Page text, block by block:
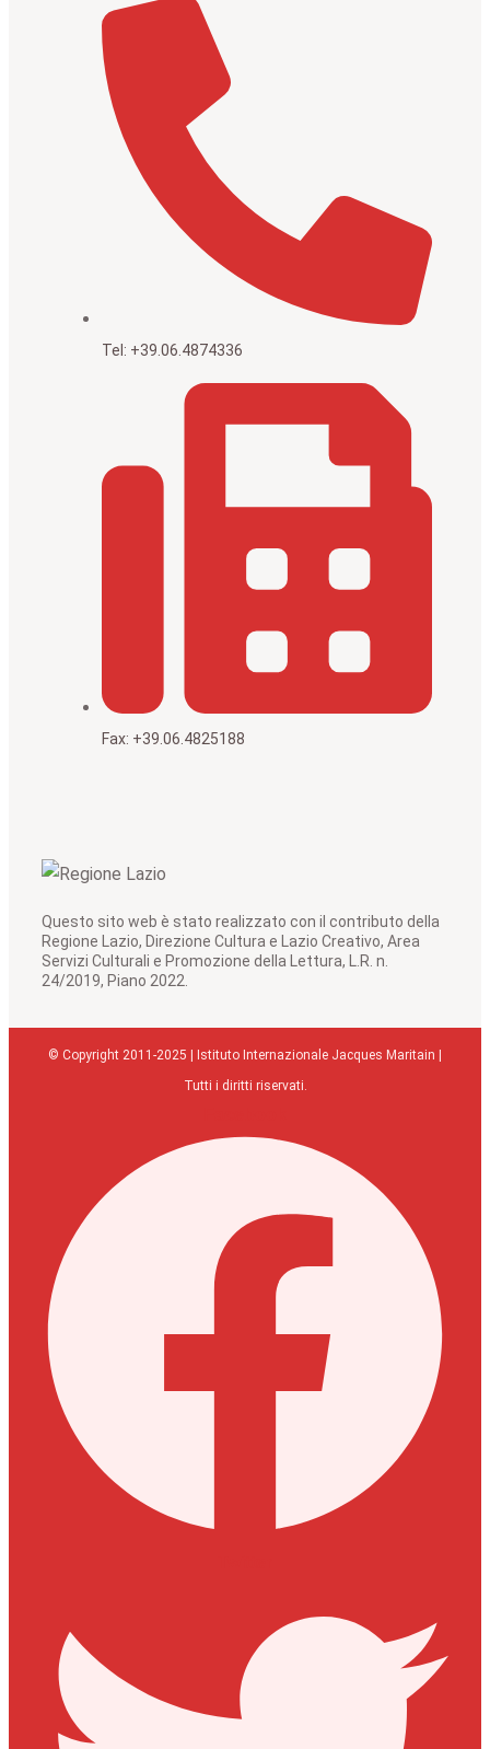
Tel: +39.06.4874336
Fax: +39.06.4825188
Questo sito web è stato realizzato con il contributo della
Regione Lazio, Direzione Cultura e Lazio Creativo, Area
Servizi Culturali e Promozione della Lettura, L.R. n.
24/2019, Piano 2022.
© Copyright 2011-2025 | Istituto Internazionale Jacques Maritain |
Tutti i diritti riservati.